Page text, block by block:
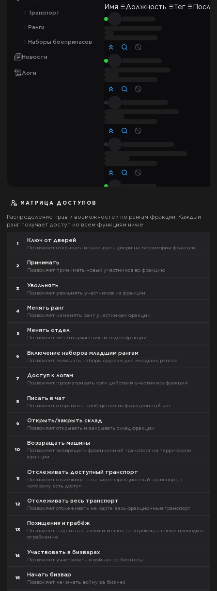
Транспорт
Ранги
Наборы боеприпасов
Новости
Логи
Имя Должность Тег
МАТРИЦА ДОСТУПОВ
Распределение прав и возможностей по рангам фракции. Каждый
ранг получает доступ ко всем функциям ниже.
1 Ключ от дверей
Позволяет открывать и закрывать двери на территории фракции
2 Принимать
Позволяет принимать новых участников во фракцию
3 Увольнять
Позволяет увольнять участников из фракции
4 Менять ранг
Позволяет изменять ранг участникам фракции
5 Менять отдел
Позволяет менять участникам отдел фракции
6 Включение наборов младшим рангам
Позволяет включать наборы оружия для младших рангов
7 Доступ к логам
Позволяет просматривать логи действий участников фракции
8 Писать в чат
Позволяет отправлять сообщения во фракционный чат
9 Открыть/закрыть склад
Позволяет открывать и закрывать склад фракции
10
Возвращать машины
Позволяет возвращать фракционный транспорт на территорию
фракции
11
Отслеживать доступный транспорт
Позволяет отслеживать на карте фракционный транспорт, к
которому есть доступ
12 Отслеживать весь транспорт
Позволяет отслеживать на карте весь фракционный транспорт
13
Похищения и грабёж
Позволяет надевать стяжки и мешок на игроков, а также проводить
ограбление
14 Участвовать в бизварах
Позволяет участвовать в войнах за бизнесы
15 Начать бизвар
Позволяет начинать войну за бизнес